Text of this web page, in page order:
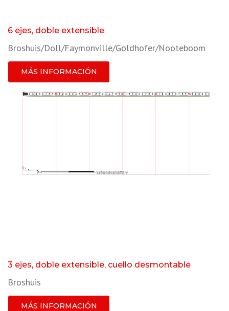
6 ejes, doble extensible
Broshuis/Doll/Faymonville/Goldhofer/Nooteboom
MÁS INFORMACIÓN
3 ejes, doble extensible, cuello desmontable
Broshuis
MÁS INFORMACIÓN